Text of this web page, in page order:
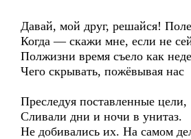
Давай, мой друг, решайся!
Когда — скажи мне, если не
Полжизни время съело как
Чего скрывать, пожёвывая нас
Преследуя поставленные цели,
Сливали дни и ночи в унитаз.
Не добивались их. На самом